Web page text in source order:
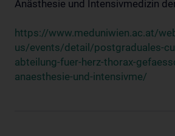
Anästhesie und Intensivmedizin
https://www.meduniwien.ac.at/
us/events/detail/postgraduales-
abteilung-fuer-herz-thorax-
anaesthesie-und-intensivme/